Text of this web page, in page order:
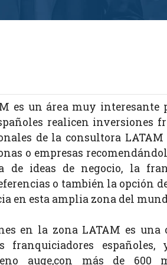
es un área muy interesante
realicen inversiones
de la consultora LATAM
o empresas
de ideas de negocio, la
o también la opción
en esta amplia zona del
en la zona LATAM es una
franquiciadores españoles,
auge,con más de 600